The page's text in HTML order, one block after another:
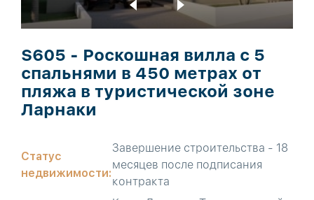
S605 - Роскошная вилла с 5
спальнями в 450 метрах от
пляжа в туристической зоне
Ларнаки
Статус
недвижимости:
Завершение строительства - 18
месяцев после подписания
контракта